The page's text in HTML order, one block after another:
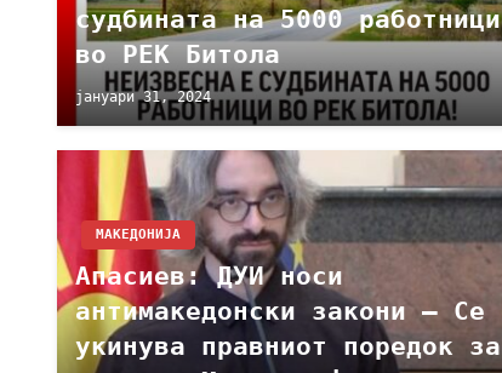
судбината на 5000 работници
во РЕК Битола
јануари 31, 2024
МАКЕДОНИЈА
Апасиев: ДУИ носи
антимакедонски закони – Се
укинува правниот поредок за